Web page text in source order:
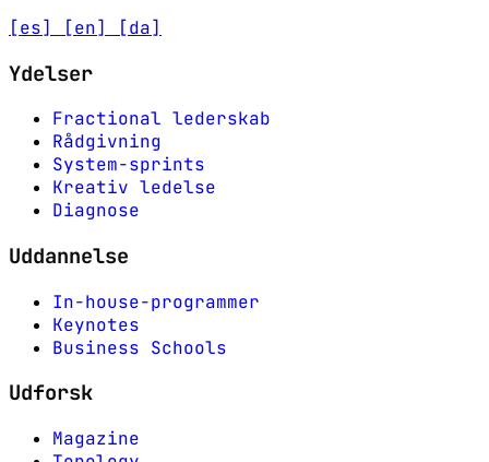
[es]
[en] [da]
Ydelser
Fractional lederskab
Rådgivning
System-sprints
Kreativ ledelse
Diagnose
Uddannelse
In-house-programmer
Keynotes
Business Schools
Udforsk
Magazine